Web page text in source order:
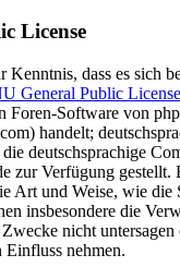
License
Kenntnis, dass es sich
General Public
Foren-Software von
handelt;
deutschsprachige
zur Verfügung gestellt.
Art und Weise, wie die
insbesondere die
nicht
Einfluss nehmen.